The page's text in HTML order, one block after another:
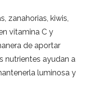
zanahorias, kiwis,
vitamina C y
de aportar
nutrientes ayudan a
luminosa y